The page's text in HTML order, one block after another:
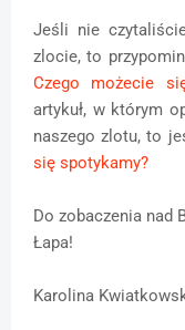
Jeśli nie
zlocie, to
Czego możecie
artykuł, w którym
naszego zlotu, to
się spotykamy?
Do zobaczenia nad
Łapa!
Karolina